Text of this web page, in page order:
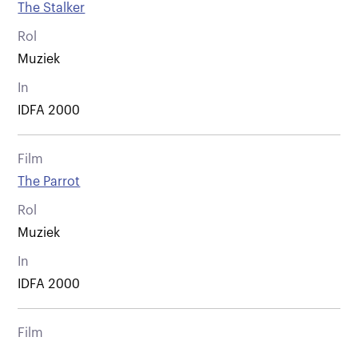
The Stalker
Rol
Muziek
In
IDFA 2000
Film
The Parrot
Rol
Muziek
In
IDFA 2000
Film